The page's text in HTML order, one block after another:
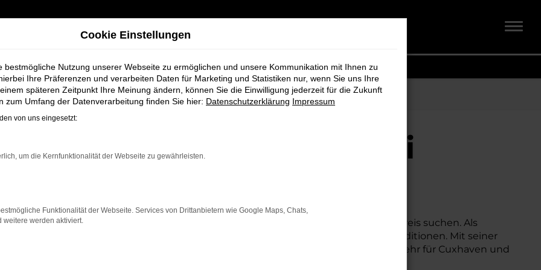
bei Schmidt + Koch
für Cuxhaven bei
die für Cuxhaven ein hochwertiges Fahrzeug zu einem besonders attraktiven Preis suchen. Als
er Ihnen alle Vorteile eines neuen Fahrzeugs, jedoch zu deutlich besseren Konditionen. Mit seiner
Sicherheitsfeatures ist der Polo die ideale Lösung für den Stadtverkehr für Cuxhaven und
Cookie Einstellungen
bestmögliche Nutzung unserer Webseite zu ermöglichen und unsere Kommunikation mit Ihnen zu
Ihre Präferenzen und verarbeiten Daten für Marketing und Statistiken nur, wenn Sie uns Ihre
späteren Zeitpunkt Ihre Meinung ändern, können Sie die Einwilligung jederzeit für die Zukunft
zum Umfang der Datenverarbeitung finden Sie hier: Datenschutzerklärung Impressum
von uns eingesetzt:
um die Kernfunktionalität der Webseite zu gewährleisten.
Funktionalität der Webseite. Services von Drittanbietern wie Google Maps, Chats,
weitere werden aktiviert.